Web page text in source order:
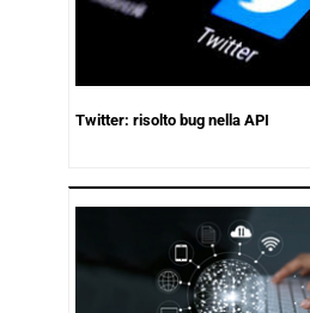
Twitter: risolto bug nella API